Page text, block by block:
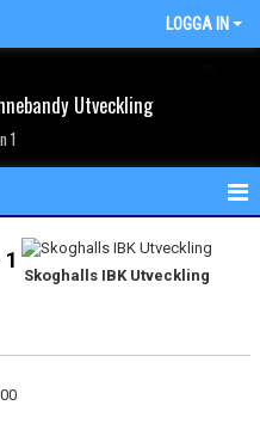
LOGGA IN
Utveckling
1
Skoghalls IBK Utveckling